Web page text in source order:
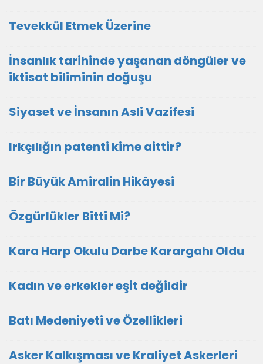
Tevekkül Etmek Üzerine
İnsanlık tarihinde yaşanan döngüler ve
iktisat biliminin doğuşu
Siyaset ve İnsanın Asli Vazifesi
Irkçılığın patenti kime aittir?
Bir Büyük Amiralin Hikâyesi
Özgürlükler Bitti Mi?
Kara Harp Okulu Darbe Karargahı Oldu
Kadın ve erkekler eşit değildir
Batı Medeniyeti ve Özellikleri
Asker Kalkışması ve Kraliyet Askerleri